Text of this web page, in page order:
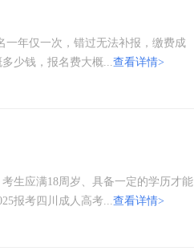
一年仅一次，错过无法补报，缴费成
少钱，报名费大概...查看详情>
生应满18周岁、具备一定的学历才能
报考四川成人高考...查看详情>